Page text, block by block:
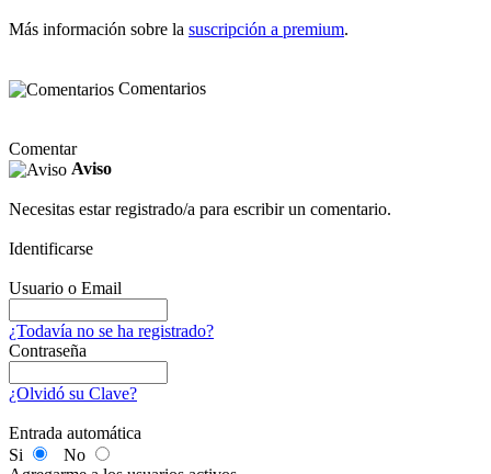
Más información sobre la suscripción a premium.
Comentarios
Comentar
Aviso
Necesitas estar registrado/a para escribir un comentario.
Identificarse
Usuario o Email
¿Todavía no se ha registrado?
Contraseña
¿Olvidó su Clave?
Entrada automática
Si
No